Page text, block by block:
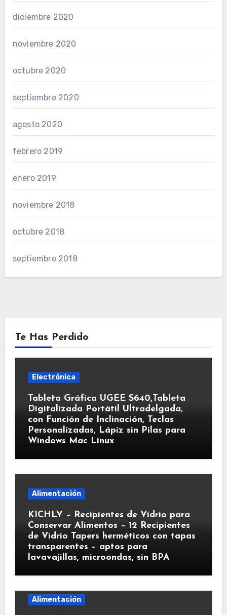
diciembre 2020
noviembre 2020
octubre 2020
septiembre 2020
agosto 2020
febrero 2019
enero 2019
noviembre 2018
octubre 2018
septiembre 2018
Te Has Perdido
Electrónica
Tableta Gráfica UGEE S640,Tableta
Digitalizada Portátil Ultradelgada,
con Función de Inclinación, Teclas
Personalizadas, Lápiz sin Pilas para
Windows Mac Linux
Alimentación
KICHLY – Recipientes de Vidrio para
Conservar Alimentos – 12 Recipientes
de Vidrio Tapers herméticos con tapas
transparentes – aptos para
lavavajillas, microondas, sin BPA
Alimentación